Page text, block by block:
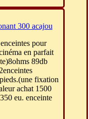
300 acajou
pour
en parfait
89db
fixation
achat 1500
eu. enceinte